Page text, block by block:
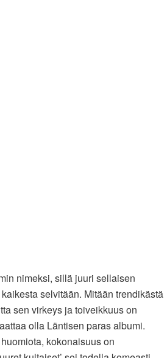
nimeksi, sillä juuri sellaisen
selvitään. Mitään trendikästä
sen virkeys ja toiveikkuus on
olla Läntisen paras albumi.
kokonaisuus on